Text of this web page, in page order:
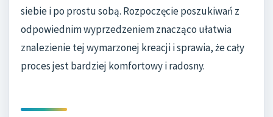
siebie i po prostu sobą. Rozpoczęcie poszukiwań z
odpowiednim wyprzedzeniem znacząco ułatwia
znalezienie tej wymarzonej kreacji i sprawia, że cały
proces jest bardziej komfortowy i radosny.